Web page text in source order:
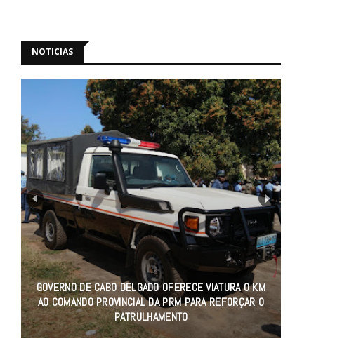
NOTICIAS
SECTOR DA SAÚDE EM CABO DELGADO REFORÇA
ATENDIMENTO HUMANIZADO COM FORMAÇÃO DE MAIS
DE 5 MIL PARTICIPANTES